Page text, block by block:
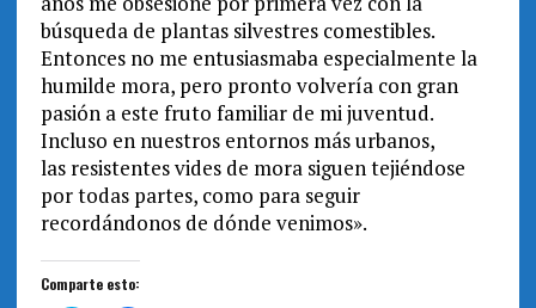
búsqueda de plantas silvestres comestibles.
Entonces no me entusiasmaba especialmente la
humilde mora, pero pronto volvería con gran
pasión a este fruto familiar de mi juventud.
Incluso en nuestros entornos más urbanos,
las resistentes vides de mora siguen tejiéndose
por todas partes, como para seguir
recordándonos de dónde venimos».
Comparte esto: